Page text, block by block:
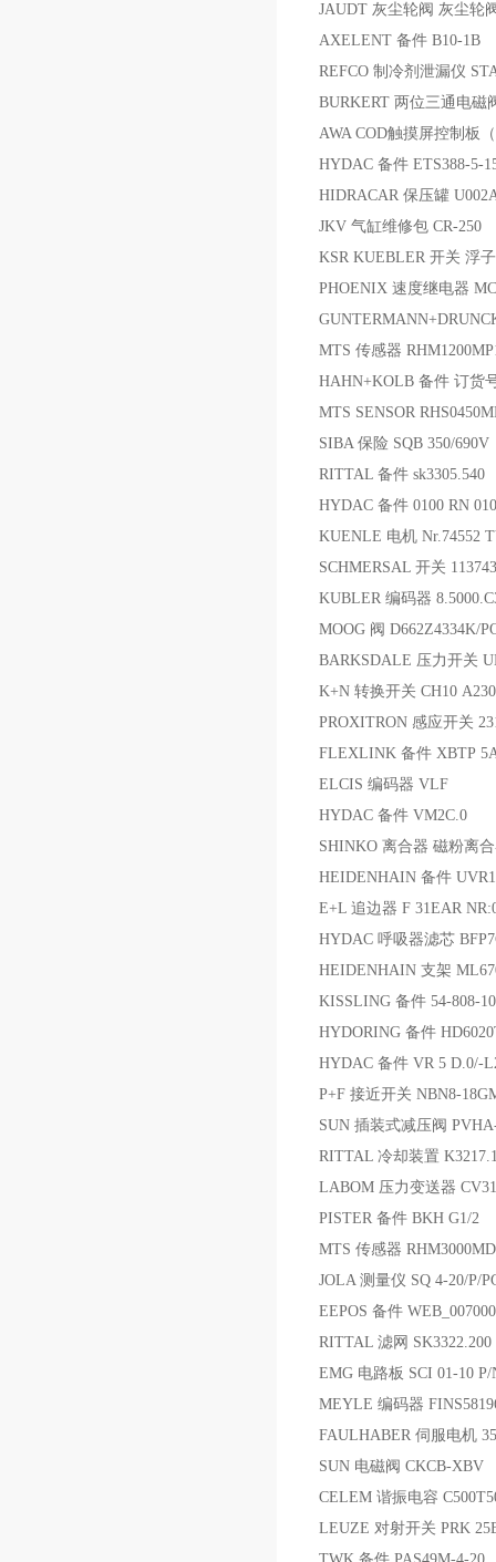
JAUDT 灰尘轮阀 灰尘轮
AXELENT 备件 B10-1B
REFCO 制冷剂泄漏仪
BURKERT 两位三通电磁
AWA COD触摸屏控制板
HYDAC 备件 ETS388-5-
HIDRACAR 保压罐
JKV 气缸维修包 CR-250
KSR KUEBLER 开关 浮
PHOENIX 速度继电器
MTS 传感器
HAHN+KOLB 备件 订货
MTS SENSOR
SIBA 保险 SQB 350/690V
RITTAL 备件 sk3305.540
HYDAC 备件 0100 RN
KUENLE 电机 Nr.74552
SCHMERSAL 开关
KUBLER 编码器
MOOG 阀 D662Z4334K/
BARKSDALE 压力开关
K+N 转换开关 CH10
PROXITRON 感应开关
FLEXLINK 备件 XBTP
ELCIS 编码器 VLF
HYDAC 备件 VM2C.0
SHINKO 离合器 磁粉离合
HEIDENHAIN 备件
E+L 追边器 F 31EAR
HYDAC 呼吸器滤芯
HEIDENHAIN 支架
KISSLING 备件 54-808-
HYDORING 备件
HYDAC 备件 VR 5 D.0/-
P+F 接近开关 NBN8-
SUN 插装式减压阀
RITTAL 冷却装置
LABOM 压力变送器
PISTER 备件 BKH G1/2
MTS 传感器
JOLA 测量仪 SQ 4-20/P/
EEPOS 备件
RITTAL 滤网 SK3322.200
EMG 电路板 SCI 01-10 P/
MEYLE 编码器
FAULHABER 伺服电机
SUN 电磁阀 CKCB-XBV
CELEM 谐振电容
LEUZE 对射开关 PRK